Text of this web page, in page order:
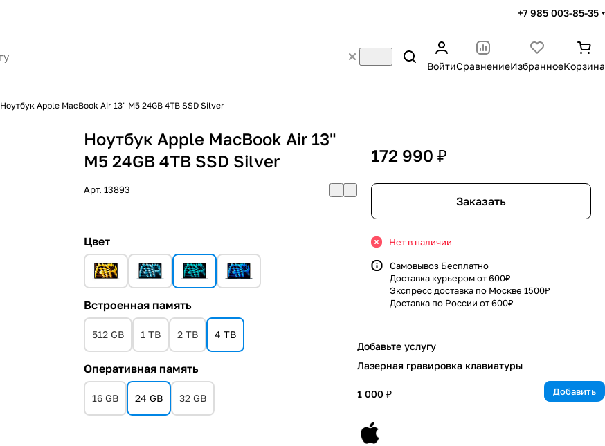
+7 985 003-85-35
ВойтиСравнениеИзбранноеКорзина
Ноутбук Apple MacBook Air 13" M5 24GB 4TB SSD Silver
Ноутбук Apple MacBook Air 13"
M5 24GB 4TB SSD Silver
Арт.13893
Цвет
Встроенная память
512 GB 1 TB 2 TB 4 TB
Оперативная память
16 GB 24 GB 32 GB
172 990 ₽
Заказать
Нет в наличии
Самовывоз Бесплатно
Доставка курьером от 600₽
Экспресс доставка по Москве 1500₽
Доставка по России от 600₽
Добавьте услугу
Лазерная гравировка клавиатуры
1 000 ₽ Добавить